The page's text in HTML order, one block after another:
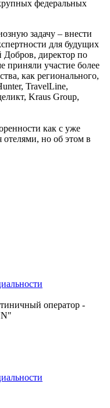
федеральных
задачу – внести
для будущих
Добров, директор по
участие более
как регионального,
TravelLine,
Kraus Group,
как с уже
но об этом в
оператор -